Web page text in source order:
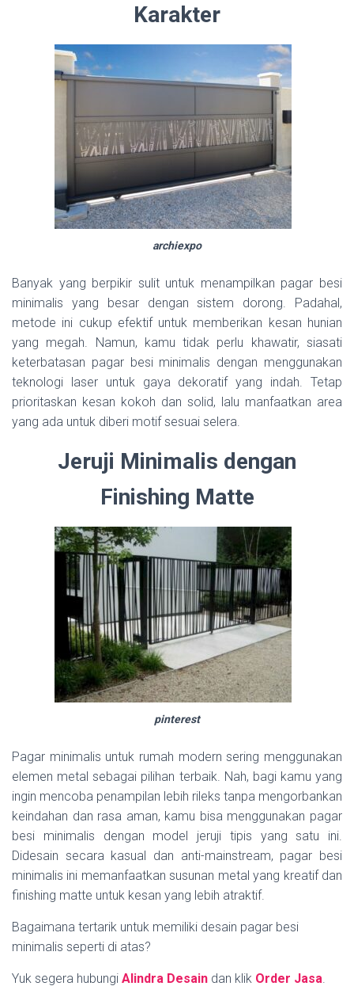
Karakter
archiexpo
Banyak yang berpikir sulit untuk menampilkan pagar besi
minimalis yang besar dengan sistem dorong. Padahal,
metode ini cukup efektif untuk memberikan kesan hunian
yang megah. Namun, kamu tidak perlu khawatir, siasati
keterbatasan pagar besi minimalis dengan menggunakan
teknologi laser untuk gaya dekoratif yang indah. Tetap
prioritaskan kesan kokoh dan solid, lalu manfaatkan area
yang ada untuk diberi motif sesuai selera.
Jeruji Minimalis dengan
Finishing Matte
pinterest
Pagar minimalis untuk rumah modern sering menggunakan
elemen metal sebagai pilihan terbaik. Nah, bagi kamu yang
ingin mencoba penampilan lebih rileks tanpa mengorbankan
keindahan dan rasa aman, kamu bisa menggunakan pagar
besi minimalis dengan model jeruji tipis yang satu ini.
Didesain secara kasual dan anti-mainstream, pagar besi
minimalis ini memanfaatkan susunan metal yang kreatif dan
finishing matte untuk kesan yang lebih atraktif.
Bagaimana tertarik untuk memiliki desain pagar besi
minimalis seperti di atas?
Yuk segera hubungi Alindra Desain dan klik Order Jasa.